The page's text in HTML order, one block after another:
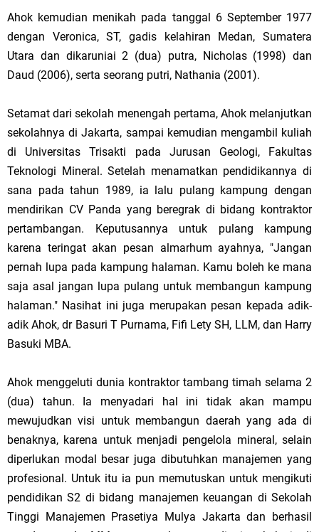
Ahok kemudian menikah pada tanggal 6 September 1977
dengan Veronica, ST, gadis kelahiran Medan, Sumatera
Utara dan dikaruniai 2 (dua) putra, Nicholas (1998) dan
Daud (2006), serta seorang putri, Nathania (2001).
Setamat dari sekolah menengah pertama, Ahok melanjutkan
sekolahnya diJakarta, sampai kemudian mengambil kuliah
di Universitas Trisakti pada Jurusan Geologi, Fakultas
Teknologi Mineral. Setelah menamatkan pendidikannya di
sana pada tahun 1989, ia lalu pulang kampung dengan
mendirikan CV Panda yang beregrak di bidang kontraktor
pertambangan. Keputusannya untuk pulang kampung
karena teringat akan pesan almarhum ayahnya, "Jangan
pernah lupa pada kampung halaman. Kamu boleh ke mana
saja asal jangan lupa pulang untuk membangun kampung
halaman." Nasihat ini juga merupakan pesan kepada adik-
adik Ahok, dr Basuri T Purnama, Fifi Lety SH, LLM, dan Harry
Basuki MBA.
Ahok menggeluti dunia kontraktor tambang timah selama 2
(dua) tahun. Ia menyadari hal ini tidak akan mampu
mewujudkan visi untuk membangun daerah yang ada di
benaknya, karena untuk menjadi pengelola mineral, selain
diperlukan modal besar juga dibutuhkan manajemen yang
profesional. Untuk itu ia pun memutuskan untuk mengikuti
pendidikan S2 di bidang manajemen keuangan di Sekolah
Tinggi Manajemen Prasetiya Mulya Jakarta dan berhasil